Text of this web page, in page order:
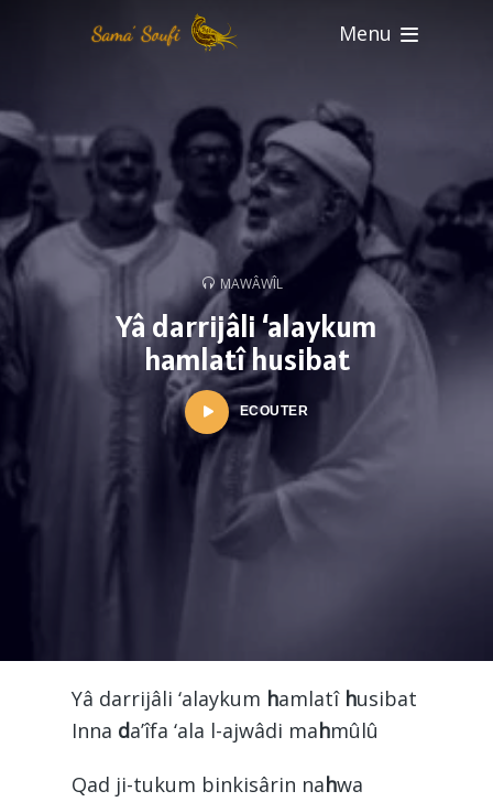
Menu
MAWÂWÎL
Yâ darrijâli ‘alaykum
hamlatî husibat
ECOUTER
Yâ darrijâli ‘alaykum hamlatî husibat
Inna da’îfa ‘ala l-ajwâdi mahmûlû
Qad ji-tukum binkisârin nahwa